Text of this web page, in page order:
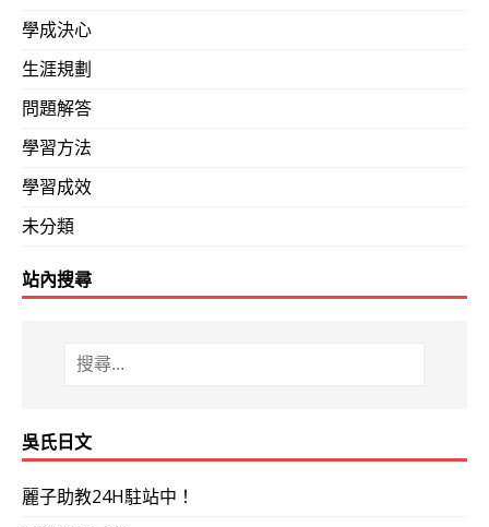
學成決心
生涯規劃
問題解答
學習方法
學習成效
未分類
站內搜尋
吳氏日文
麗子助教24H駐站中！